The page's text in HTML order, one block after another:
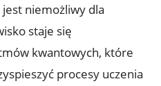
niemożliwy dla
staje się
kwantowych, które
procesy uczenia